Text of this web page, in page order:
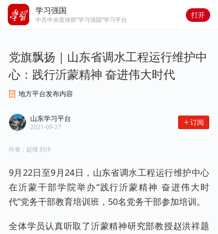
学习强国
中共中央宣传部“学习强国”学习平台
打开
党旗飘扬｜山东省调水工程运行维护中
心：践行沂蒙精神 奋进伟大时代
地方平台发布内容
山东学习平台
2021-09-27
订阅
作者： 赵瑾 刘洋
9月22日至9月24日，山东省调水工程运行维护中心
在沂蒙干部学院举办“践行沂蒙精神 奋进伟大时
代”党务干部教育培训班，50名党务干部参加培训。
全体学员认真听取了沂蒙精神研究部教授赵洪祥题